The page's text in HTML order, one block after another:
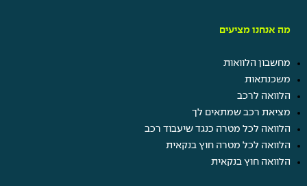
מה אנחנו מציעים
מחשבון הלוואות
משכנתאות
הלוואה לרכב
מציאת רכב שמתאים לך
הלוואה לכל מטרה כנגד שיעבוד רכב
הלוואה לכל מטרה חוץ בנקאית
הלוואה חוץ בנקאית